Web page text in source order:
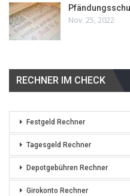
Nov. 25, 2022
RECHNER IM CHECK
Festgeld Rechner
Tagesgeld Rechner
Depotgebühren Rechner
Girokonto Rechner